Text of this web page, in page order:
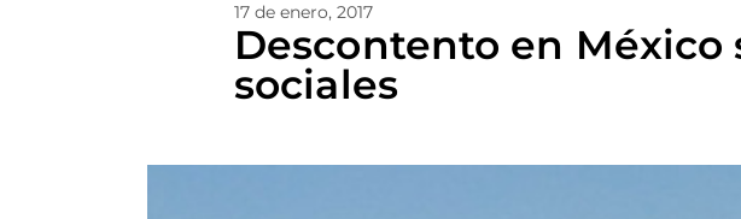
17 de enero, 2017
Descontento en México
sociales